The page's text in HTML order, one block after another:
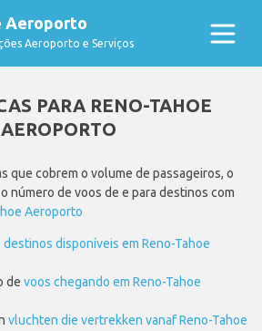
Aeroporto
Aeroporto e Serviços
PARA RENO-TAHOE
AEROPORTO
que cobrem o volume de passageiros, o
número de voos de e para destinos com
Aeroporto
destinos disponíveis em Reno-Tahoe
de voos chegando em Reno-Tahoe
vluchten die vertrekken vanaf Reno-Tahoe